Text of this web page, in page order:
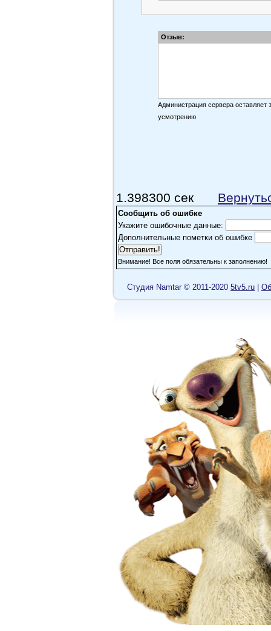
Отзыв:
Администрация сервера оставляет
усмотрению
1.398300 сек
Сообщить об ошибке
Укажите ошибочные данные:
Дополнительные пометки об ошибке
Внимание! Все поля обязательны к заполнению!
Cтудия Namtar © 2011-2020 5tv5.ru